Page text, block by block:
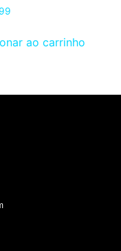
ao carrinho